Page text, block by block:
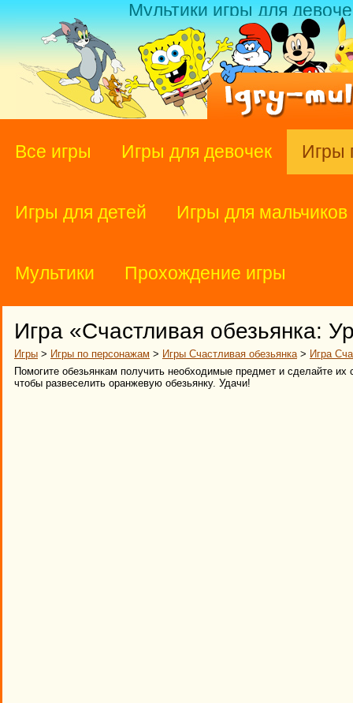
Мультики игры для
Все игры Игры для девочек Игры
Игры для детей Игры для мальчиков
Мультики Прохождение игры
Игра «Счастливая обезьянка:
Игры > Игры по персонажам > Игры Счастливая обезьянка> Игра
Помогите обезьянкам получить необходимые предмет и сделайте
чтобы развеселить оранжевую обезьянку. Удачи!